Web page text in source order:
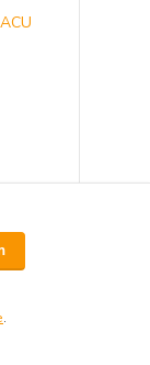
1 ks
.